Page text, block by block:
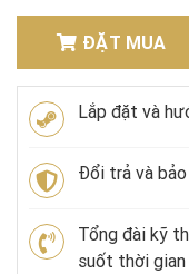
ĐẶT MUA
Lắp đặt và
Đổi trả và
Tổng đài kỹ
suốt thời